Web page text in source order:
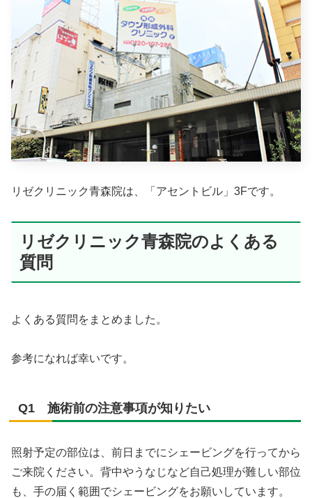
リゼクリニック青森院は、「アセントビル」3Fです。
リゼクリニック青森院のよくある
質問
よくある質問をまとめました。
参考になれば幸いです。
Q1 施術前の注意事項が知りたい
照射予定の部位は、前日までにシェービングを行ってから
ご来院ください。背中やうなじなど自己処理が難しい部位
も、手の届く範囲でシェービングをお願いしています。